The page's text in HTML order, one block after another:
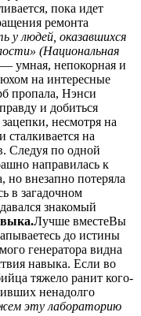
пока идет
ремонта
у людей, оказавшихся
(Национальная
умная, непокорная и
на интересные
пропала, Нэнси
и добиться
несмотря на
на
Следуя по одной
направилась к
внезапно потеряла
в загадочном
знакомый
Лучше вместеВы
до истины
генератора видна
навыка. Если во
тяжело ранит кого-
ненадолго
эту лабораторию